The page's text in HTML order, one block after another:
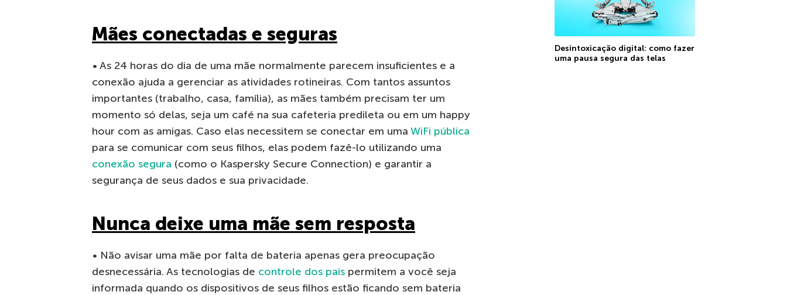
Mães conectadas e seguras
• As 24 horas do dia de uma mãe normalmente parecem insuficientes e a
conexão ajuda a gerenciar as atividades rotineiras. Com tantos assuntos
importantes (trabalho, casa, família), as mães também precisam ter um
momento só delas, seja um café na sua cafeteria predileta ou em um happy
hour com as amigas. Caso elas necessitem se conectar em uma WiFi pública
para se comunicar com seus filhos, elas podem fazê-lo utilizando uma
conexão segura (como o Kaspersky Secure Connection) e garantir a
segurança de seus dados e sua privacidade.
Nunca deixe uma mãe sem resposta
• Não avisar uma mãe por falta de bateria apenas gera preocupação
desnecessária. As tecnologias de controle dos pais permitem a você seja
informada quando os dispositivos de seus filhos estão ficando sem bateria
Desintoxicação digital: como fazer
uma pausa segura das telas